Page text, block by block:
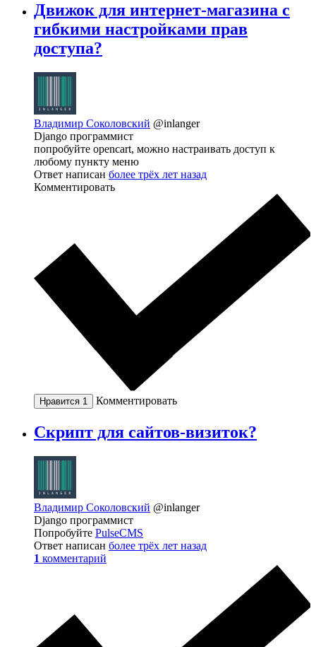
Движок для интернет-магазина с
гибкими настройками прав
доступа?
Владимир Соколовский @inlanger
Django программист
попробуйте opencart, можно настраивать доступ к
любому пункту меню
Ответ написан более трёх лет назад
Комментировать
Нравится 1 Комментировать
Скрипт для сайтов-визиток?
Владимир Соколовский @inlanger
Django программист
Попробуйте PulseCMS
Ответ написан более трёх лет назад
1 комментарий